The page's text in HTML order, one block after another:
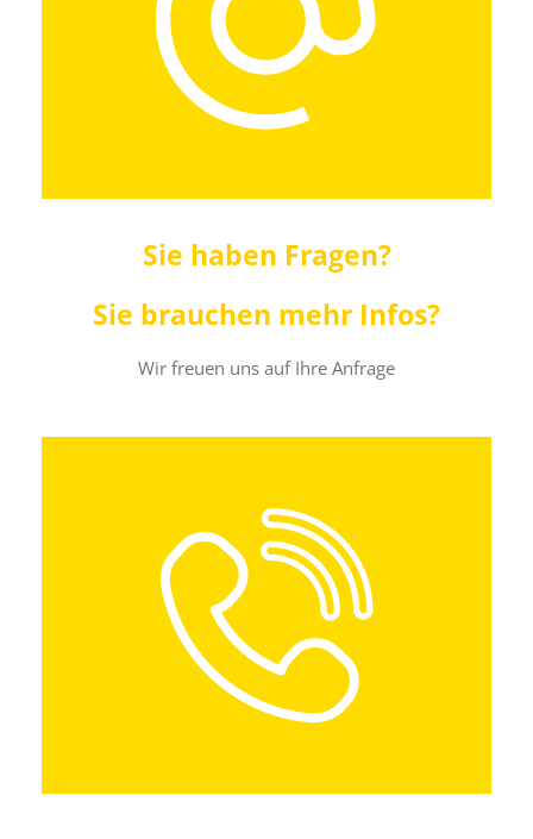
Sie haben Fragen?
Sie brauchen mehr Infos?
Wir freuen uns auf Ihre Anfrage